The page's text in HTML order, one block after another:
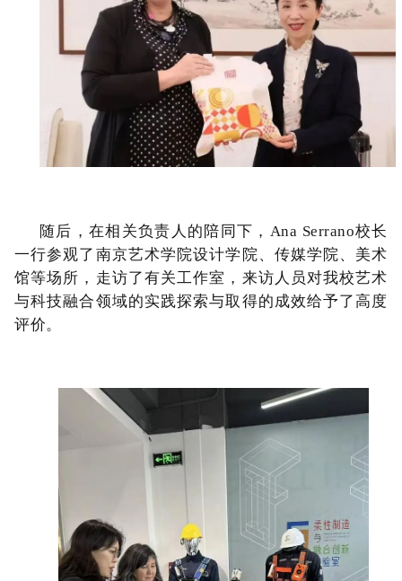
随后，在相关负责人的陪同下， Ana Serrano校长
一行参观了南京艺术学院设计学院、传媒学院、美术
馆等场所，走访了有关工作室，来访人员对我校艺术
与科技融合领域的实践探索与取得的成效给予了高度
评价。